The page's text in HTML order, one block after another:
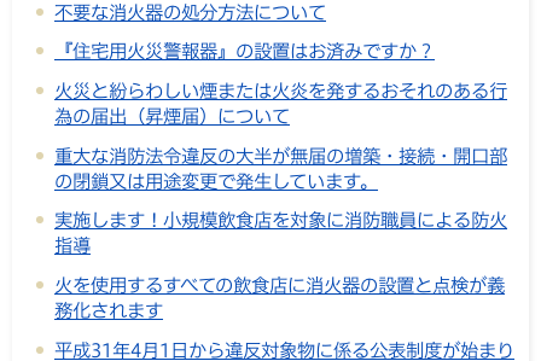
不要な消火器の処分方法について
『住宅用火災警報器』の設置はお済みですか？
火災と紛らわしい煙または火炎を発するおそれのある行
為の届出（昇煙届）について
重大な消防法令違反の大半が無届の増築・接続・開口部
の閉鎖又は用途変更で発生しています。
実施します！小規模飲食店を対象に消防職員による防火
指導
火を使用するすべての飲食店に消火器の設置と点検が義
務化されます
平成31年4月1日から違反対象物に係る公表制度が始まり